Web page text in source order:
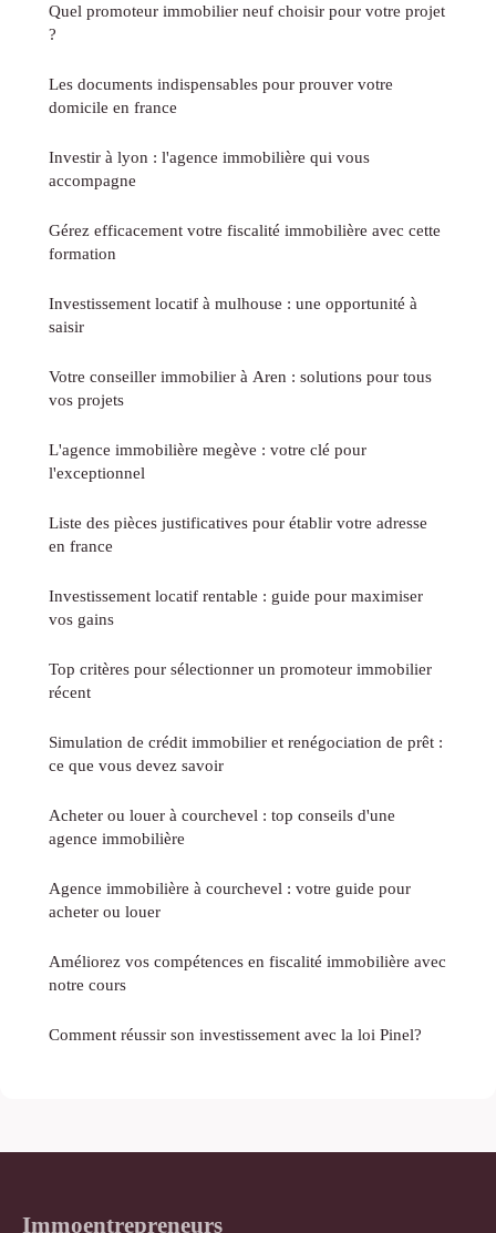
Quel promoteur immobilier neuf choisir pour votre projet
?
Les documents indispensables pour prouver votre
domicile en france
Investir à lyon : l'agence immobilière qui vous
accompagne
Gérez efficacement votre fiscalité immobilière avec cette
formation
Investissement locatif à mulhouse : une opportunité à
saisir
Votre conseiller immobilier à Aren : solutions pour tous
vos projets
L'agence immobilière megève : votre clé pour
l'exceptionnel
Liste des pièces justificatives pour établir votre adresse
en france
Investissement locatif rentable : guide pour maximiser
vos gains
Top critères pour sélectionner un promoteur immobilier
récent
Simulation de crédit immobilier et renégociation de prêt :
ce que vous devez savoir
Acheter ou louer à courchevel : top conseils d'une
agence immobilière
Agence immobilière à courchevel : votre guide pour
acheter ou louer
Améliorez vos compétences en fiscalité immobilière avec
notre cours
Comment réussir son investissement avec la loi Pinel?
Immoentrepreneurs